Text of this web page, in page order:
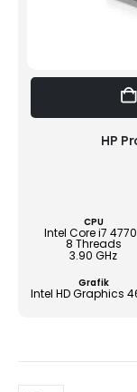
HP
CPU
Intel Core i7
8 Threads
3.90 GHz
Grafik
Intel HD Graphics